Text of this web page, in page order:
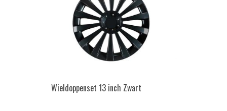
Wieldoppenset 13 inch Zwart